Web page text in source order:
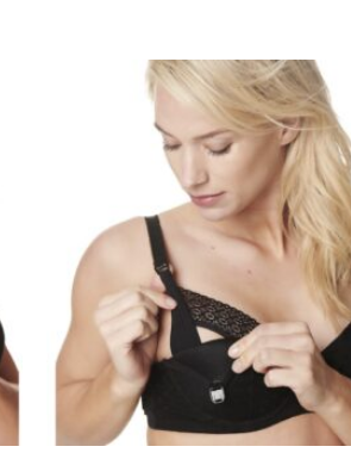
❤
Adauga
in
wishlist!